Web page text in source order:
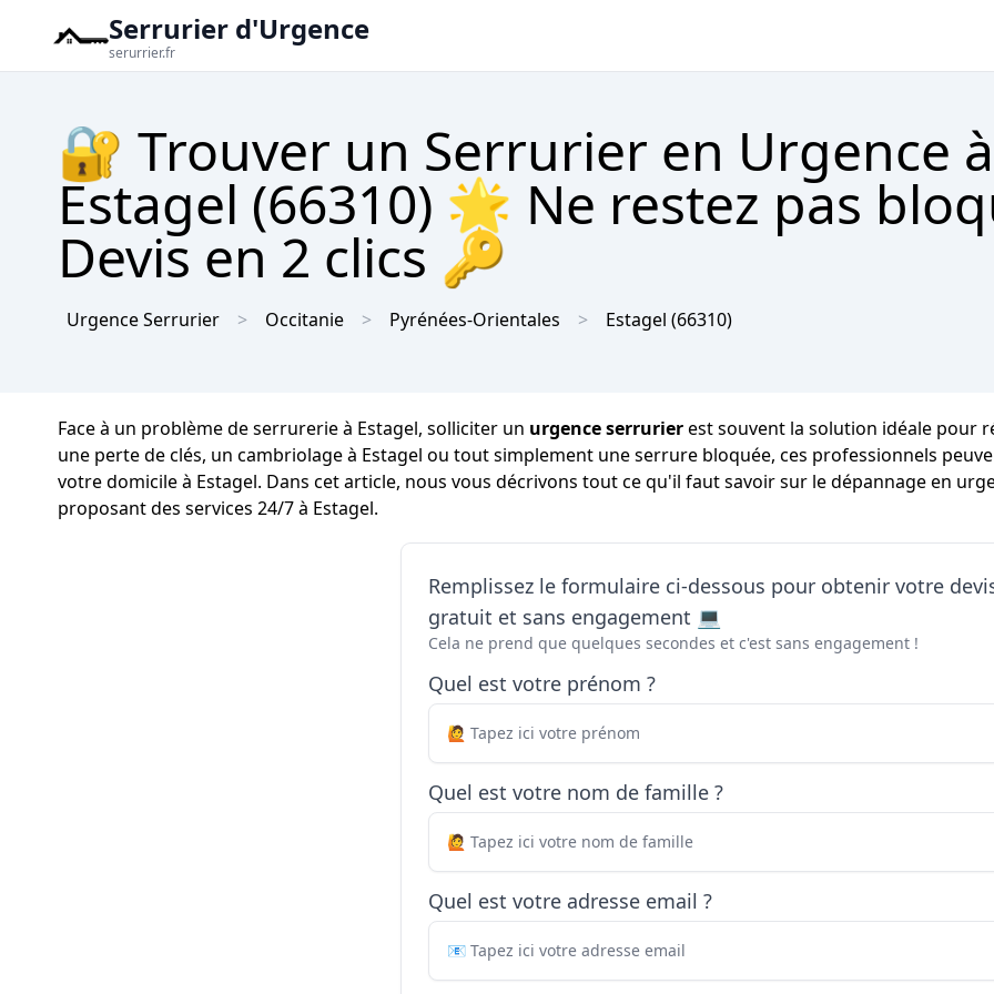
Serrurier d'Urgence
serurrier.fr
🔐 Trouver un Serrurier en Urgence à
Estagel (66310) 🌟 Ne restez pas
Devis en 2 clics 🔑
Urgence Serrurier Occitanie Pyrénées-Orientales Estagel (66310)
Face à un problème de serrurerie à Estagel, solliciter un urgence serrurierest souvent la solution idéale pour
une perte de clés, un cambriolage à Estagel ou tout simplement une serrure bloquée, ces professionnels
votre domicile à Estagel. Dans cet article, nous vous décrivons tout ce qu'il faut savoir sur le dépannage en
proposant des services 24/7 à Estagel.
Remplissez le formulaire ci-dessous pour obtenir votre
gratuit et sans engagement 💻
Cela ne prend que quelques secondes et c'est sans engagement !
Quel est votre prénom ?
Quel est votre nom de famille ?
Quel est votre adresse email ?